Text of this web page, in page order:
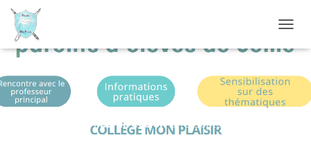
É
L
I
Réunion d’information 6ème
Published byLa directionon3 septembre 2024